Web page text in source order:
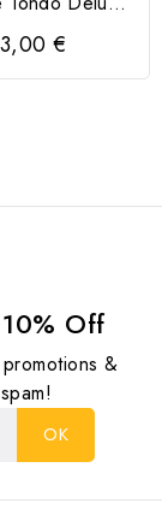
9mm
€
Off
&